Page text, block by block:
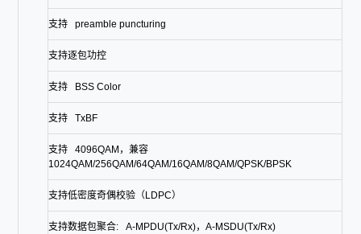
支持 preamble puncturing
支持逐包功控
支持 BSS Color
支持 TxBF
支持 4096QAM，兼容
1024QAM/256QAM/64QAM/16QAM/8QAM/QPSK/BPSK
支持低密度奇偶校验（LDPC）
支持数据包聚合: A-MPDU(Tx/Rx)，A-MSDU(Tx/Rx)